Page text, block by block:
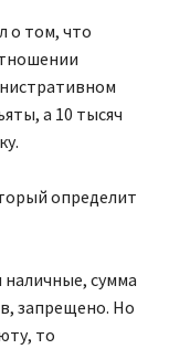
о том, что
а 10 тысяч
определит
сумма
запрещено. Но
то